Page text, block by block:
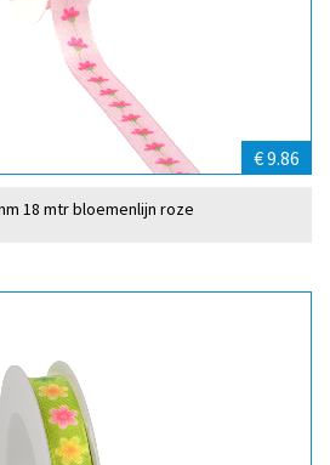
€ 9.86
18 mtr bloemenlijn roze